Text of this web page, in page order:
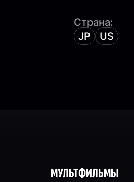
Страна:
JP
US
МУЛЬТФИЛЬМЫ